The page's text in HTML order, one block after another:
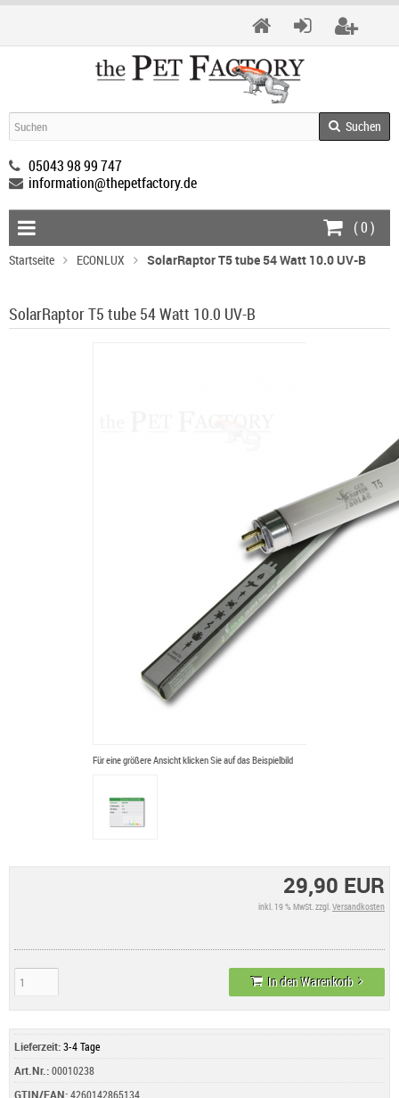
Suchen
05043 98 99 747
information@thepetfactory.de
(0)
Startseite ECONLUX SolarRaptor T5 tube 54 Watt 10.0 UV-B
SolarRaptor T5 tube 54 Watt 10.0 UV-B
Für eine größere Ansicht klicken Sie auf das Beispielbild
29,90 EUR
inkl. 19 % MwSt. zzgl.Versandkosten
In den Warenkorb
Lieferzeit:3-4 Tage
Art.Nr.:00010238
GTIN/EAN:4260142865134